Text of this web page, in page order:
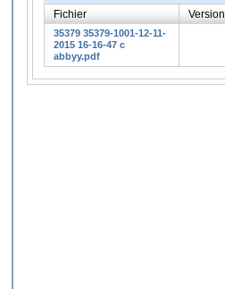
Fichier Version
35379 35379-1001-12-11-
2015 16-16-47 c
abbyy.pdf